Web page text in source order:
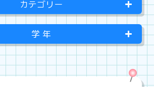
カテゴリー
学 年